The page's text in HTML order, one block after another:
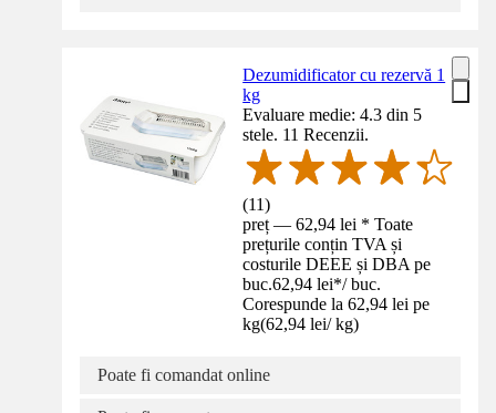
Dezumidificator cu rezervă 1
kg
Evaluare medie: 4.3 din 5
stele. 11 Recenzii.
(11)
preț — 62,94 lei * Toate
prețurile conțin TVA și
costurile DEEE și DBA pe
buc.62,94 lei*/ buc.
Corespunde la 62,94 lei pe
kg(62,94 lei/ kg)
Poate fi comandat online